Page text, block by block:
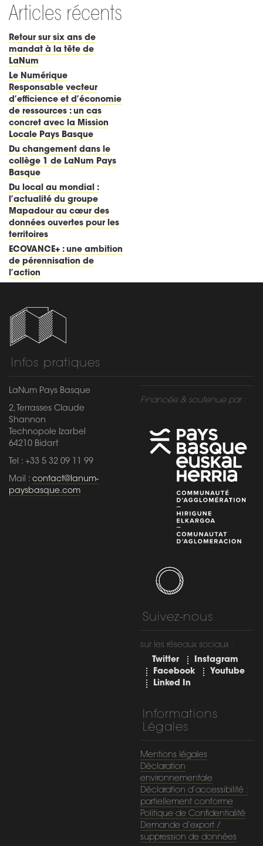
Articles récents
Retour sur six ans de
mandat à la tête de
LaNum
Le Numérique
Responsable vecteur
d’efficience et d’économie
de ressources : un cas
concret avec la Mission
Locale Pays Basque
Du changement dans le
collège 1 de LaNum Pays
Basque
Du local au mondial :
l’actualité du groupe
Mapadour au cœur des
données ouvertes pour les
territoires
ECOVANCE+ : une ambition
de pérennisation de
l’action
Infos pratiques
LaNum Pays Basque
2, Terrasses Claude
Shannon
Technopole Izarbel
64210 Bidart
Tel : +33 5 32 09 11 99
Mail : contact@lanum-
paysbasque.com
Financée & soutenue par :
Suivez-nous
sur les réseaux sociaux :
Twitter
Instagram
Facebook
Youtube
Linked In
Informations
Légales
Mentions légales
Déclaration
environnementale
Déclaration d’accessibilité :
partiellement conforme
Politique de Confidentialité
Demande d’export /
suppression de données